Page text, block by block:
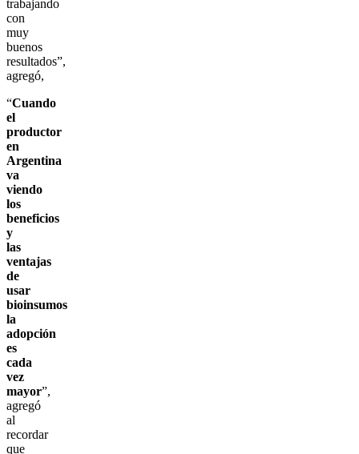
trabajando
con
muy
buenos
resultados”,
agregó,
“Cuando
el
productor
en
Argentina
va
viendo
los
beneficios
y
las
ventajas
de
usar
bioinsumos
la
adopción
es
cada
vez
mayor”,
agregó
al
recordar
que